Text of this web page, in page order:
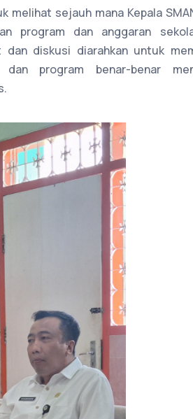
melihat sejauh mana Kepala
program dan anggaran
dan diskusi diarahkan untuk
program benar-benar